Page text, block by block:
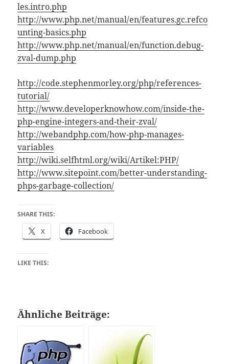
les.intro.php
http://www.php.net/manual/en/features.gc.refco
unting-basics.php
http://www.php.net/manual/en/function.debug-
zval-dump.php
http://code.stephenmorley.org/php/references-
tutorial/
http://www.developerknowhow.com/inside-the-
php-engine-integers-and-their-zval/
http://webandphp.com/how-php-manages-
variables
http://wiki.selfhtml.org/wiki/Artikel:PHP/
http://www.sitepoint.com/better-understanding-
phps-garbage-collection/
SHARE THIS:
X Facebook
LIKE THIS:
Ähnliche Beiträge: